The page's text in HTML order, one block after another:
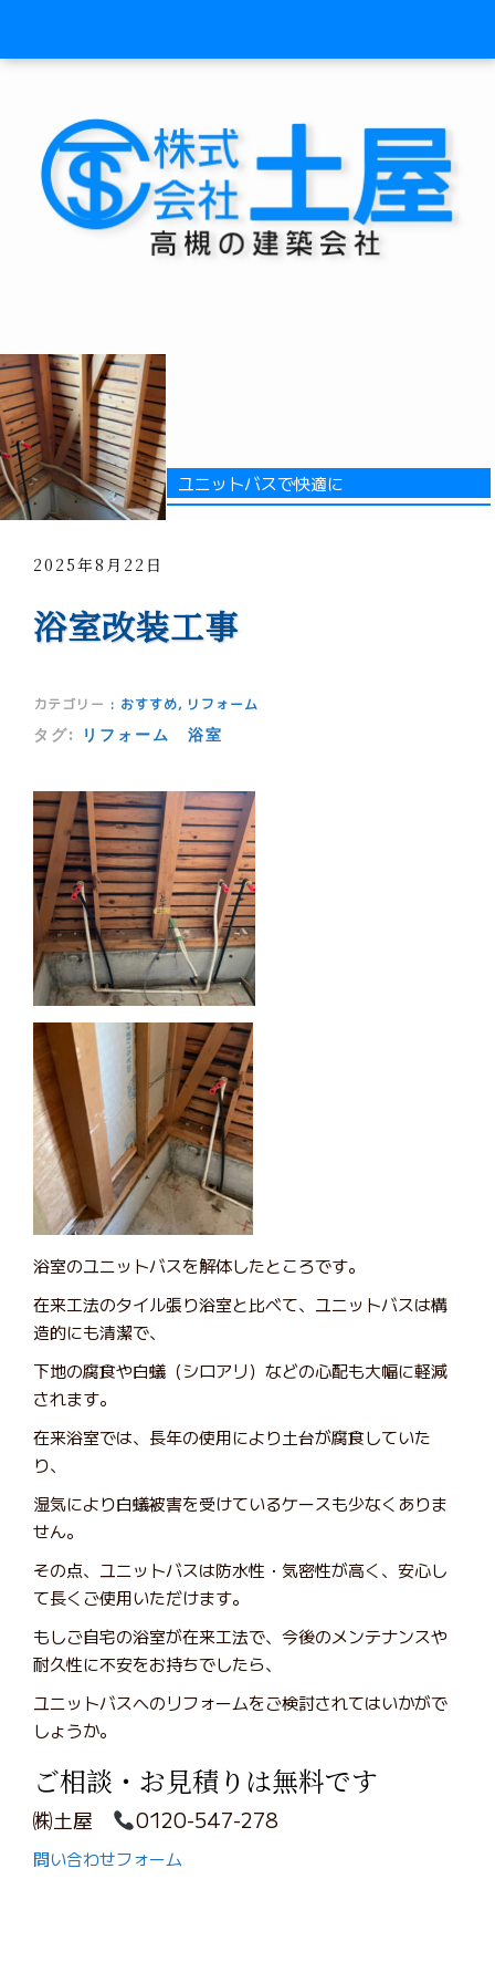
ユニットバスで快適に
2025年8月22日
浴室改装工事
カテゴリー : おすすめ, リフォーム
タグ: リフォーム 浴室
浴室のユニットバスを解体したところです。
在来工法のタイル張り浴室と比べて、ユニットバスは構
造的にも清潔で、
下地の腐食や白蟻（シロアリ）などの心配も大幅に軽減
されます。
在来浴室では、長年の使用により土台が腐食していた
り、
湿気により白蟻被害を受けているケースも少なくありま
せん。
その点、ユニットバスは防水性・気密性が高く、安心し
て長くご使用いただけます。
もしご自宅の浴室が在来工法で、今後のメンテナンスや
耐久性に不安をお持ちでしたら、
ユニットバスへのリフォームをご検討されてはいかがで
しょうか。
ご相談・お見積りは無料です
㈱土屋 0120-547-278
問い合わせフォーム